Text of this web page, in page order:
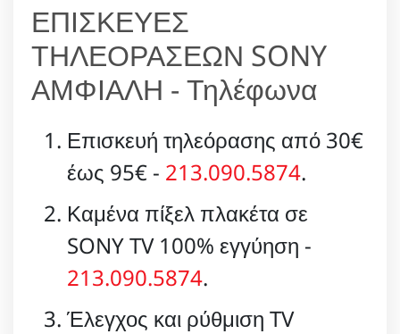
ΕΠΙΣΚΕΥΕΣ
ΤΗΛΕΟΡΑΣΕΩΝ SONY
ΑΜΦΙΑΛΗ - Τηλέφωνα
Επισκευή τηλεόρασης από 30€
έως 95€ - 213.090.5874.
Καμένα πίξελ πλακέτα σε
SONY TV 100% εγγύηση -
213.090.5874.
Έλεγχος και ρύθμιση TV